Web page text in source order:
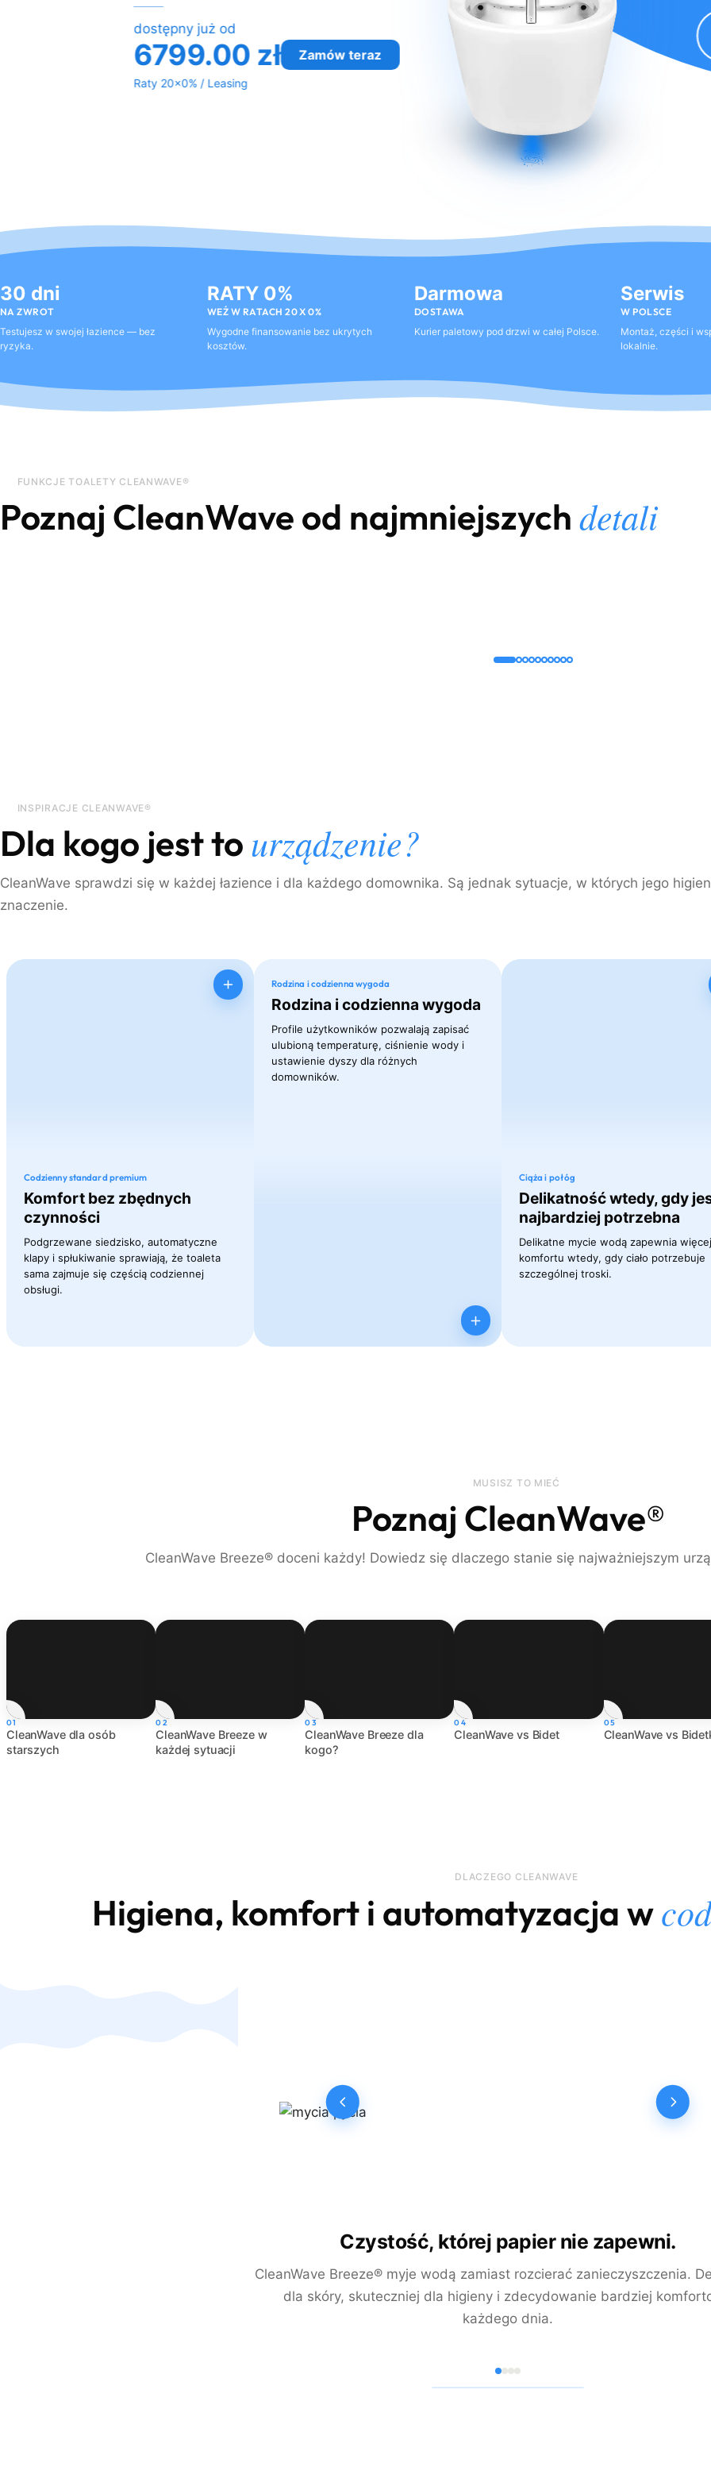
dostępny już od
6799.00 zł Zamów teraz
Raty 20x0% / Leasing
30 dni
NA ZWROT
Testujesz w swojej łazience — bez
ryzyka.
RATY 0%
WEŹ W RATACH 20 X 0%
Wygodne finansowanie bez ukrytych
kosztów.
Darmowa
DOSTAWA
Kurier paletowy pod drzwi w całej Polsce.
Serwis
W POLSCE
Montaż, części i
lokalnie.
FUNKCJE TOALETY CLEANWAVE®
Poznaj CleanWave od najmniejszych detali
INSPIRACJE CLEANWAVE®
Dla kogo jest to urządzenie?
CleanWave sprawdzi się w każdej łazience i dla każdego domownika. Są jednak sytuacje, w których jego
znaczenie.
Codzienny standard premium
Komfort bez zbędnych
czynności
Podgrzewane siedzisko, automatyczne
klapy i spłukiwanie sprawiają, że toaleta
sama zajmuje się częścią codziennej
obsługi.
Rodzina i codzienna wygoda
Rodzina i codzienna wygoda
Profile użytkowników pozwalają zapisać
ulubioną temperaturę, ciśnienie wody i
ustawienie dyszy dla różnych
domowników.
Ciąża i połóg
Delikatność wtedy, gdy
najbardziej potrzebna
Delikatne mycie wodą zapewnia więcej
komfortu wtedy, gdy ciało potrzebuje
szczególnej troski.
MUSISZ TO MIEĆ
Poznaj CleanWave®
CleanWave Breeze® doceni każdy! Dowiedz się dlaczego stanie się najważniejszym
01
CleanWave dla osób
starszych
02
CleanWave Breeze w
każdej sytuacji
03
CleanWave Breeze dla
kogo?
04
CleanWave vs Bidet
05
CleanWave vs
DLACZEGO CLEANWAVE
Higiena, komfort i automatyzacja w
Czystość, której papier nie zapewni.
CleanWave Breeze® myje wodą zamiast rozcierać zanieczyszczenia.
dla skóry, skuteczniej dla higieny i zdecydowanie bardziej
każdego dnia.